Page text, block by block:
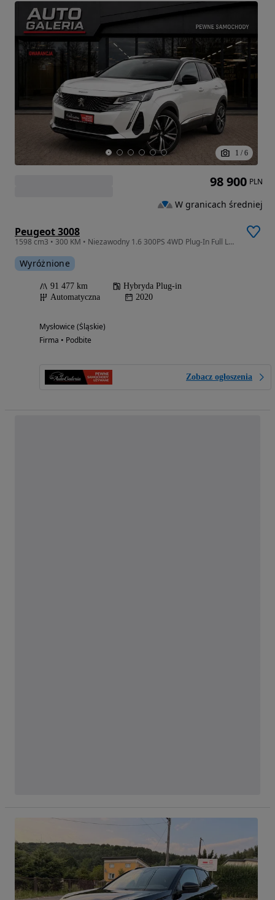
1 / 6
Peugeot 3008
1598 cm3 • 300 KM • Niezawodny 1.6 300PS 4WD Plug-In Full Led Kamera 360 Skóra Alu Ambient
Wyróżnione
91 477 km
Hybryda Plug-in
Automatyczna
2020
Mysłowice (Śląskie)
Firma • Podbite
Zobacz ogłoszenia
98 900 PLN
W granicach średniej